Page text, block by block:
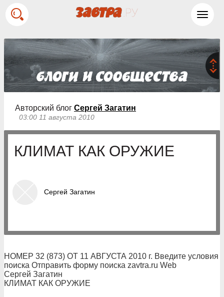
Авторский блог Сергей Загатин
03:00 11 августа 2010
КЛИМАТ КАК ОРУЖИЕ
Сергей Загатин
НОМЕР 32 (873) ОТ 11 АВГУСТА 2010 г. Введите условия
поиска Отправить форму поиска zavtra.ru Web
Сергей Загатин
КЛИМАТ КАК ОРУЖИЕ